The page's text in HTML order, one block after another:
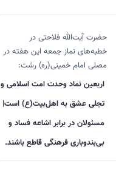
حضرت آیت‌الله فلاحتی در
خطبه‌های نماز جمعه این هفته در
مصلی امام خمینی(ره) رشت:
اربعین نماد وحدت امت اسلامی و
تجلی عشق به اهل‌بیت(ع) است|
مسئولان در برابر اشاعه فساد و
بی‌بندوباری فرهنگی قاطع باشند.